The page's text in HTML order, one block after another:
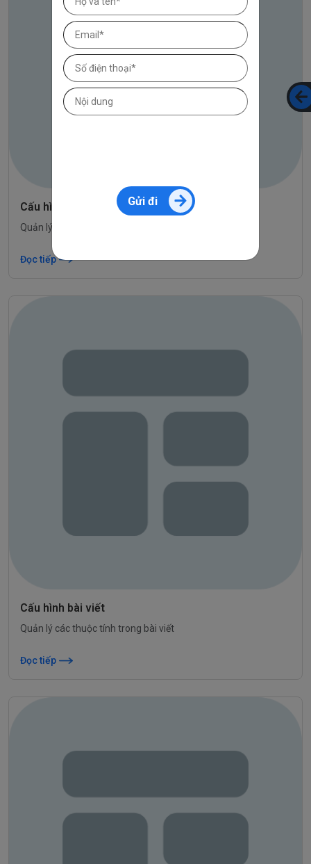
Cấu hình SEO
Quản lý thông tin tối ưu hóa công cụ tìm kiếm
Đọc tiếp
Cấu hình bài viết
Quản lý các thuộc tính trong bài viết
Đọc tiếp
Gửi đi